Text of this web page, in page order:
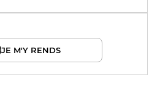
JE M'Y RENDS